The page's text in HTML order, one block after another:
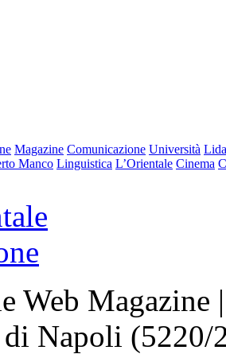
Magazine Comunicazione Università
Manco Linguistica L’Orientale Cinema
Web Magazine
Napoli